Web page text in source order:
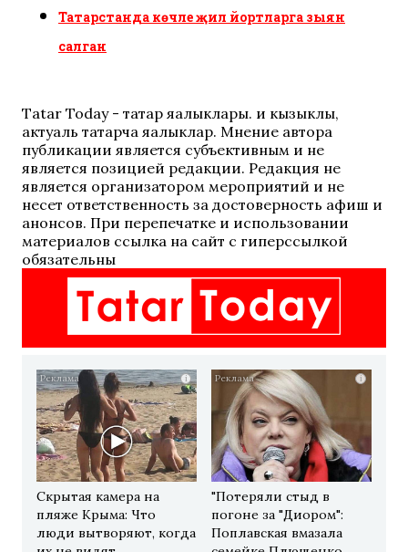
Татарстанда көчле җил йортларга зыян
салган
Tatar Today - татар яңалыклары. иң кызыклы,
актуаль татарча яңалыклар. Мнение автора
публикации является субъективным и не
является позицией редакции. Редакция не
является организатором мероприятий и не
несет ответственность за достоверность афиш и
анонсов. При перепечатке и использовании
материалов ссылка на сайт с гиперссылкой
обязательны
i
Скрытая камера на
пляже Крыма: Что
люди вытворяют, когда
i
"Потеряли стыд в
погоне за "Диором":
Поплавская вмазала